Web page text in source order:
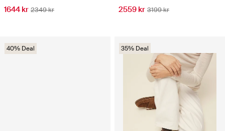
1644 kr 2349 kr 2559 kr 3199 kr
40% Deal 35% Deal